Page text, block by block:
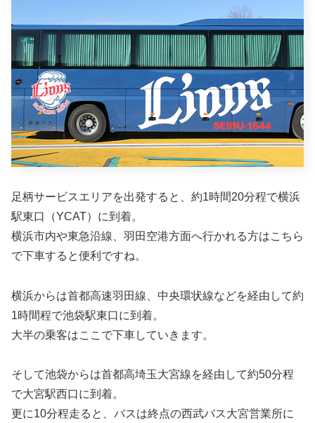
足柄サービスエリアを出発すると、約1時間20分程で横浜
駅東口（YCAT）に到着。
横浜市内や東急沿線、羽田空港方面へ行かれる方はこちら
で下車すると便利ですね。
横浜からは首都高速羽田線、中央環状線などを経由して約
1時間程で池袋駅東口に到着。
大半の乗客はここで下車していきます。
そして池袋からは首都高埼玉大宮線を経由して約50分程
で大宮駅西口に到着。
更に10分程走ると、バスは終点の西武バス大宮営業所に